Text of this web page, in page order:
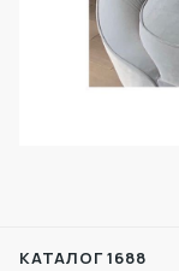
КАТАЛОГ 1688